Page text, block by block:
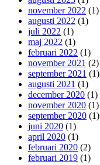
november 2022 (1)
augusti 2022 (1)
juli 2022 (1)
maj 2022 (1)
februari 2022 (1)
november 2021 (2)
september 2021 (1)
augusti 2021 (1)
december 2020 (1)
november 2020 (1)
september 2020 (1)
juni 2020 (1)
april 2020 (1)
februari 2020 (2)
februari 2019 (1)